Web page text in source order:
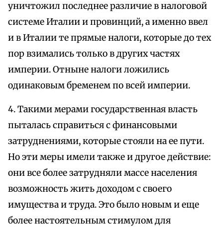
уничтожил последнее различие в налоговой
системе Италии и провинций, а именно ввел
и в Италии те прямые налоги, которые до тех
пор взимались только в других частях
империи. Отныне налоги ложились
одинаковым бременем по всей империи.
4. Такими мерами государственная власть
пыталась справиться с финансовыми
затруднениями, которые стояли на ее пути.
Но эти меры имели также и другое действие:
они все более затрудняли массе населения
возможность жить доходом с своего
имущества и труда. Это было новым и еще
более настоятельным стимулом для